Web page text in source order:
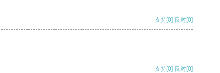
支持[0] 反对[0]
支持[0] 反对[0]